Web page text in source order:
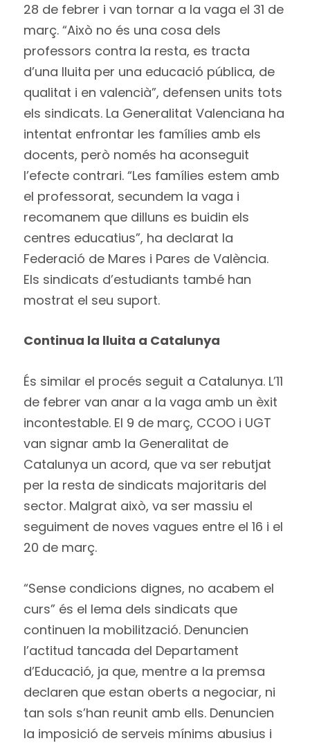
28 de febrer i van tornar a la vaga el 31 de
març. “Això no és una cosa dels
professors contra la resta, es tracta
d’una lluita per una educació pública, de
qualitat i en valencià”, defensen units tots
els sindicats. La Generalitat Valenciana ha
intentat enfrontar les famílies amb els
docents, però només ha aconseguit
l’efecte contrari. “Les famílies estem amb
el professorat, secundem la vaga i
recomanem que dilluns es buidin els
centres educatius”, ha declarat la
Federació de Mares i Pares de València.
Els sindicats d’estudiants també han
mostrat el seu suport.
Continua la lluita a Catalunya
És similar el procés seguit a Catalunya. L’11
de febrer van anar a la vaga amb un èxit
incontestable. El 9 de març, CCOO i UGT
van signar amb la Generalitat de
Catalunya un acord, que va ser rebutjat
per la resta de sindicats majoritaris del
sector. Malgrat això, va ser massiu el
seguiment de noves vagues entre el 16 i el
20 de març.
“Sense condicions dignes, no acabem el
curs” és el lema dels sindicats que
continuen la mobilització. Denuncien
l’actitud tancada del Departament
d’Educació, ja que, mentre a la premsa
declaren que estan oberts a negociar, ni
tan sols s’han reunit amb ells. Denuncien
la imposició de serveis mínims abusius i